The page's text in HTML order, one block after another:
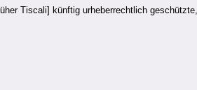
Tiscali] künftig urheberrechtlich